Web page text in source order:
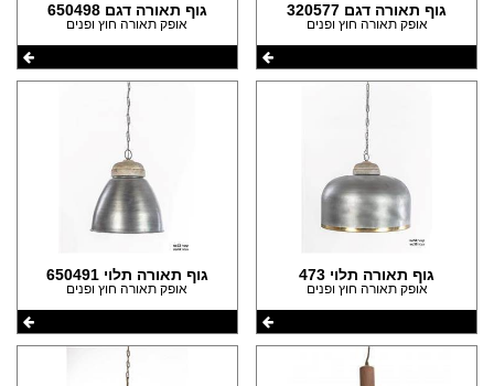
גוף תאורה דגם 320577
אופק תאורה חוץ ופנים
גוף תאורה דגם 650498
אופק תאורה חוץ ופנים
גוף תאורה תלוי 473
אופק תאורה חוץ ופנים
גוף תאורה תלוי 650491
אופק תאורה חוץ ופנים